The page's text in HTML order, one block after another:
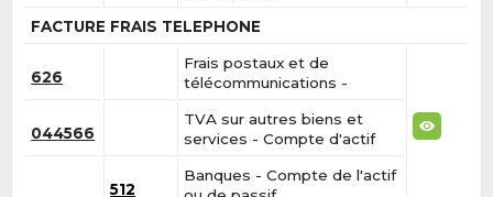
FACTURE FRAIS TELEPHONE
626
Frais postaux et de
télécommunications -
044566
TVA sur autres biens et
services - Compte d'actif
512
Banques - Compte de l'actif